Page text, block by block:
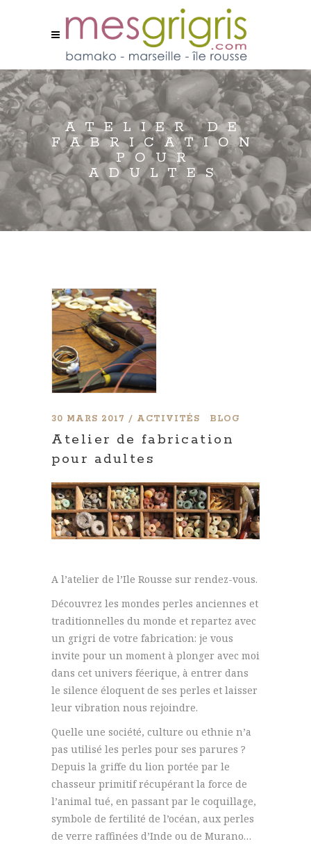
ATELIER DE
FABRICATION
POUR
ADULTES
30 MARS 2017 ACTIVITÉS BLOG
Atelier de fabrication
pour adultes
A l’atelier de l’Ile Rousse sur rendez-vous.
Découvrez les mondes perles anciennes et
traditionnelles du monde et repartez avec
un grigri de votre fabrication: je vous
invite pour un moment à plonger avec moi
dans cet univers féerique, à entrer dans
le silence éloquent de ses perles et laisser
leur vibration nous rejoindre.
Quelle une société, culture ou ethnie n’a
pas utilisé les perles pour ses parures ?
Depuis la griffe du lion portée par le
chasseur primitif récupérant la force de
l’animal tué, en passant par le coquillage,
symbole de fertilité de l’océan, aux perles
de verre raffinées d’Inde ou de Murano…